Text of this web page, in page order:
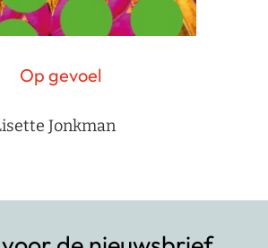
Op gevoel
Jonkman